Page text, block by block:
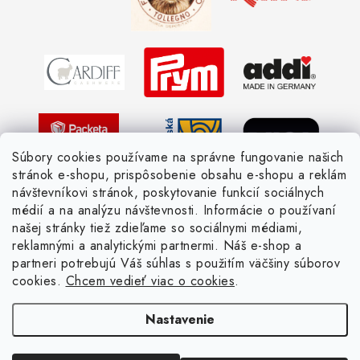
Súbory cookies používame na správne fungovanie našich
stránok e-shopu, prispôsobenie obsahu e-shopu a reklám
návštevníkovi stránok, poskytovanie funkcií sociálnych
médií a na analýzu návštevnosti. Informácie o používaní
našej stránky tiež zdieľame so sociálnymi médiami,
reklamnými a analytickými partnermi. Náš e-shop a
partneri potrebujú Váš súhlas s použitím väčšiny súborov
cookies. Chcem vedieť viac o cookies.
Nastavenie
Žiadosť dotknutej osoby
Pletený slovník anglicky-česky
Pletený slovník česky-anglicky